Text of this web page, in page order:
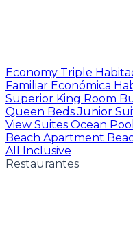
Economy Triple
Familiar Económica
Superior King Room
Queen BedsJunior
View Suites Ocean
Beach Apartment
All Inclusive
Restaurantes